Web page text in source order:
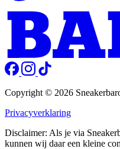
Copyright © 2026
Privacyverklaring
Disclaimer: Als je via
kunnen wij daar een kleine